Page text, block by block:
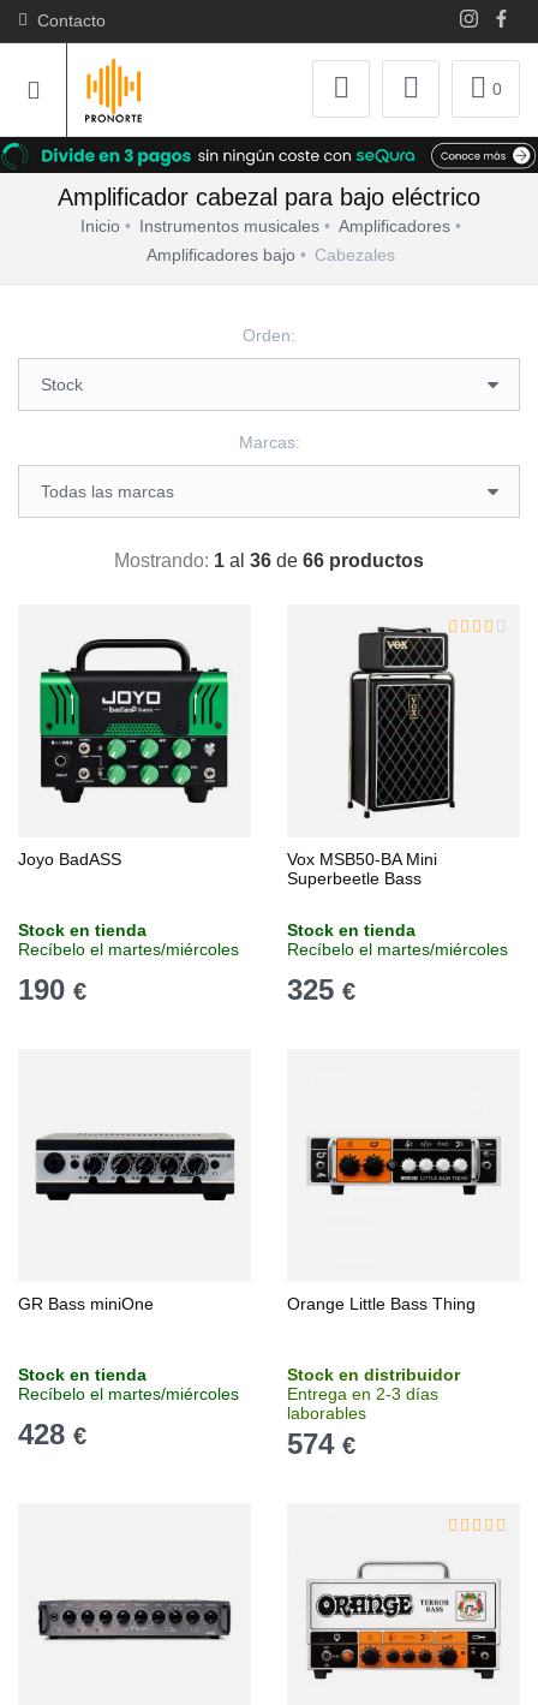
Contacto
0
Amplificador cabezal para bajo eléctrico
Inicio Instrumentos musicales
Amplificadores
Amplificadores bajo
Cabezales
Orden:
Marcas:
Mostrando: 1 al 36 de 66 productos
Joyo BadASS
Stock en tienda
Recíbelo el martes/miércoles
190 €
Vox MSB50-BA Mini
Superbeetle Bass
Stock en tienda
Recíbelo el martes/miércoles
325 €
GR Bass miniOne
Stock en tienda
Recíbelo el martes/miércoles
428 €
Orange Little Bass Thing
Stock en distribuidor
Entrega en 2-3 días
laborables
574 €